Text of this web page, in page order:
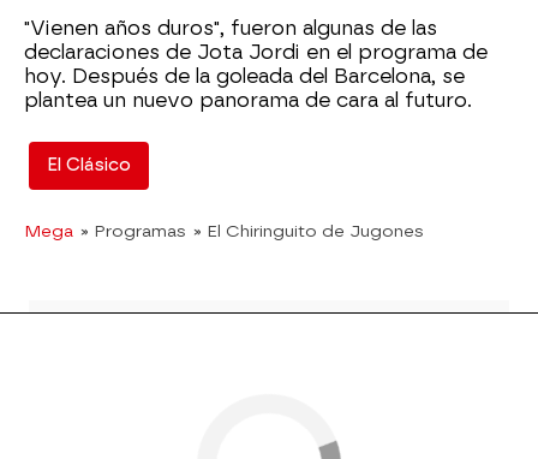
"Vienen años duros", fueron algunas de las
declaraciones de Jota Jordi en el programa de
hoy. Después de la goleada del Barcelona, se
plantea un nuevo panorama de cara al futuro.
El Clásico
Mega » Programas » El Chiringuito de Jugones